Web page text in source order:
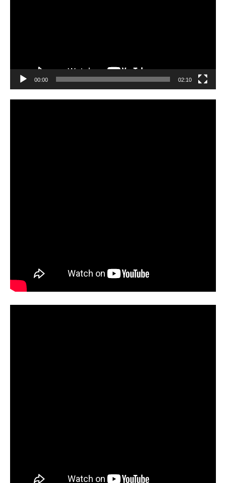
00:00 02:10